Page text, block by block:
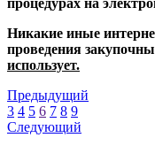
процедурах на
Никакие иные
проведения
использует.
Предыдущий
3 4 5 6 7 8 9
Следующий